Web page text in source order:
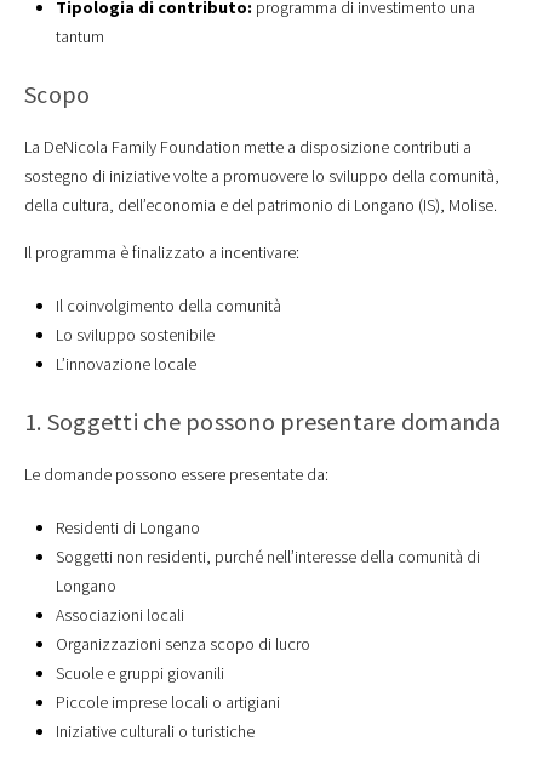
Tipologia di contributo: programma di investimento una
tantum
Scopo
La DeNicola Family Foundation mette a disposizione contributi a
sostegno di iniziative volte a promuovere lo sviluppo della comunità,
della cultura, dell’economia e del patrimonio di Longano (IS), Molise.
Il programma è finalizzato a incentivare:
Il coinvolgimento della comunità
Lo sviluppo sostenibile
L’innovazione locale
1. Soggetti che possono presentare domanda
Le domande possono essere presentate da:
Residenti di Longano
Soggetti non residenti, purché nell’interesse della comunità di
Longano
Associazioni locali
Organizzazioni senza scopo di lucro
Scuole e gruppi giovanili
Piccole imprese locali o artigiani
Iniziative culturali o turistiche